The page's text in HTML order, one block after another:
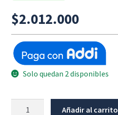
$2.012.000
Solo quedan 2 disponibles
Añadir al carrito